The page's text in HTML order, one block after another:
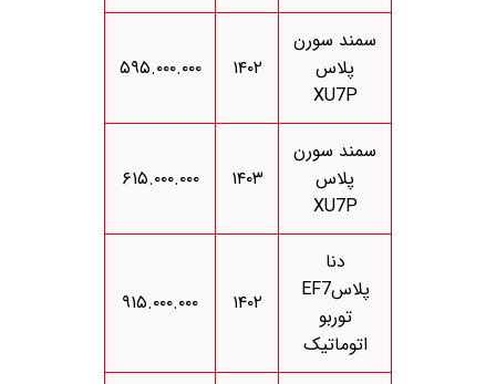
سمند سورن
پلاس
XU7P
۱۴۰۲ ۵۹۵.۰۰۰.۰۰۰
سمند سورن
پلاس
XU7P
۱۴۰۳ ۶۱۵.۰۰۰.۰۰۰
دنا
پلاسEF7
توربو
اتوماتیک
۱۴۰۲ ۹۱۵.۰۰۰.۰۰۰